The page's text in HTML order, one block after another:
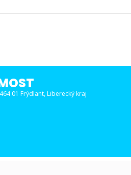
01 Frýdlant, Liberecký kraj